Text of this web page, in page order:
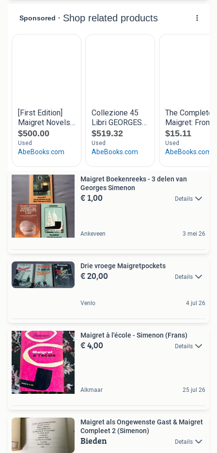
Maigret Boekenreeks - 3 delen van
Georges Simenon
€ 1,00 Details
Ankeveen 3 mei 26
Drie vroege Maigretpockets
€ 20,00 Details
Venlo 4 jul 26
Maigret à l'école - Simenon (Frans)
€ 4,00 Details
Alkmaar 25 jul 26
Maigret als Ongewenste Gast & Maigret
Compleet 2 (Simenon)
Bieden Details